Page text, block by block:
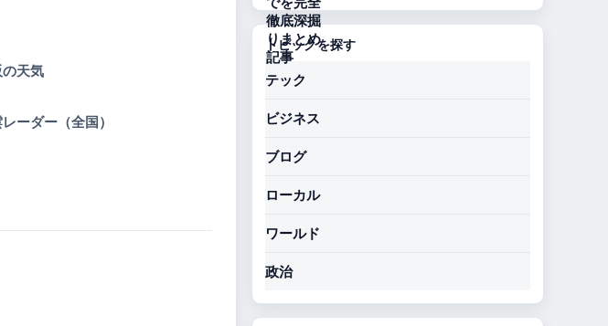
天気
ーダー（全国）
トピックを探す
テック
ビジネス
ブログ
ローカル
ワールド
政治